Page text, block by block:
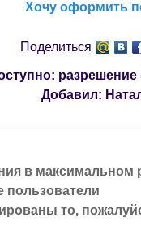
Хочу оформить
Поделиться
разрешение
Добавил:
в максимальном
пользователи
то,